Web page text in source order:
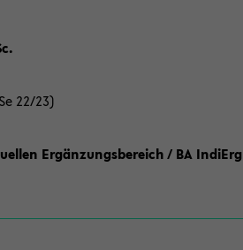
22/23)
Ergänzungsbereich / BA IndiErg